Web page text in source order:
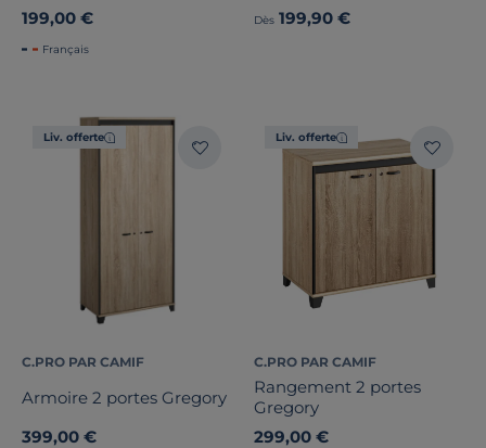
199,00 €
Français
Dès 199,90 €
Liv. offerte
C.PRO PAR CAMIF
Armoire 2 portes Gregory
399,00 €
Liv. offerte
C.PRO PAR CAMIF
Rangement 2 portes
Gregory
299,00 €
Hauteur
Marque
Certifications et labels
Pays de fabrication